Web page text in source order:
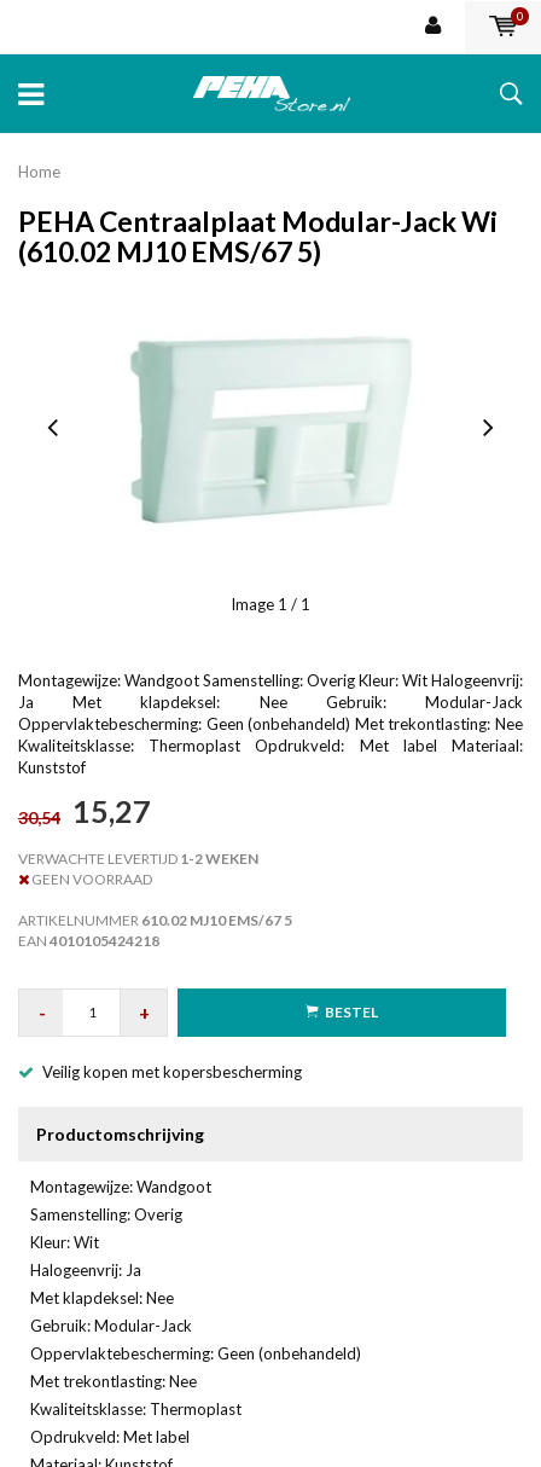
0
Home
PEHA Centraalplaat Modular-Jack Wi
(610.02 MJ10 EMS/67 5)
Image 1 / 1
Montagewijze: Wandgoot Samenstelling: Overig Kleur: Wit Halogeenvrij:
Ja Met klapdeksel: Nee Gebruik: Modular-Jack
Oppervlaktebescherming: Geen (onbehandeld) Met trekontlasting: Nee
Kwaliteitsklasse: Thermoplast Opdrukveld: Met label Materiaal:
Kunststof
30,54 15,27
VERWACHTE LEVERTIJD 1-2 WEKEN
GEEN VOORRAAD
ARTIKELNUMMER 610.02 MJ10 EMS/67 5
EAN 4010105424218
- + BESTEL
Veilig kopen met kopersbescherming
Productomschrijving
Montagewijze: Wandgoot
Samenstelling: Overig
Kleur: Wit
Halogeenvrij: Ja
Met klapdeksel: Nee
Gebruik: Modular-Jack
Oppervlaktebescherming: Geen (onbehandeld)
Met trekontlasting: Nee
Kwaliteitsklasse: Thermoplast
Opdrukveld: Met label